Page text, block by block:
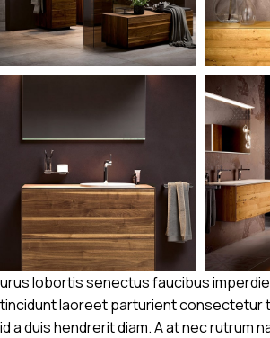
urus lobortis senectus faucibus
tincidunt laoreet parturient consectetur
id a duis hendrerit diam. A at nec rutrum